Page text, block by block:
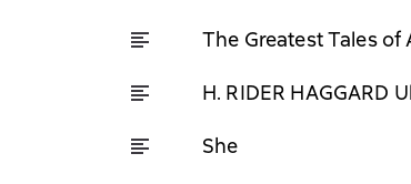
The Greatest Tales of
H. RIDER HAGGARD
She